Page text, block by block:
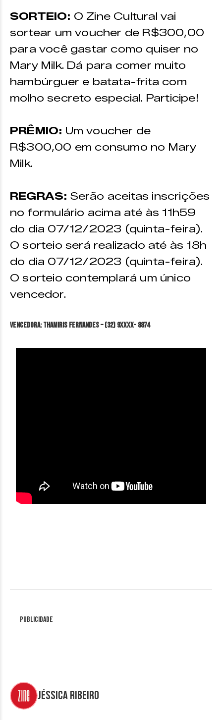
SORTEIO: O Zine Cultural vai
sortear um voucher de R$300,00
para você gastar como quiser no
Mary Milk. Dá para comer muito
hambúrguer e batata-frita com
molho secreto especial. Participe!
PRÊMIO: Um voucher de
R$300,00 em consumo no Mary
Milk.
REGRAS: Serão aceitas inscrições
no formulário acima até às 11h59
do dia 07/12/2023 (quinta-feira).
O sorteio será realizado até às 18h
do dia 07/12/2023 (quinta-feira).
O sorteio contemplará um único
vencedor.
VENCEDORA: Thamiris Fernandes – (32) 9XXXX- 8874
Publicidade
Jéssica Ribeiro